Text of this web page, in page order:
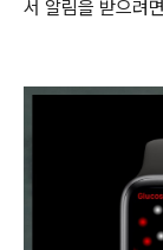
서 알림을 받으려